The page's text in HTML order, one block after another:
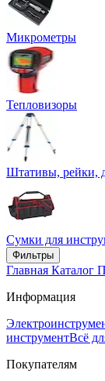
Микрометры
Тепловизоры
Штативы, рейки,
Сумки для
Фильтры
Главная Каталог
Информация
инструментВсё
Покупателям